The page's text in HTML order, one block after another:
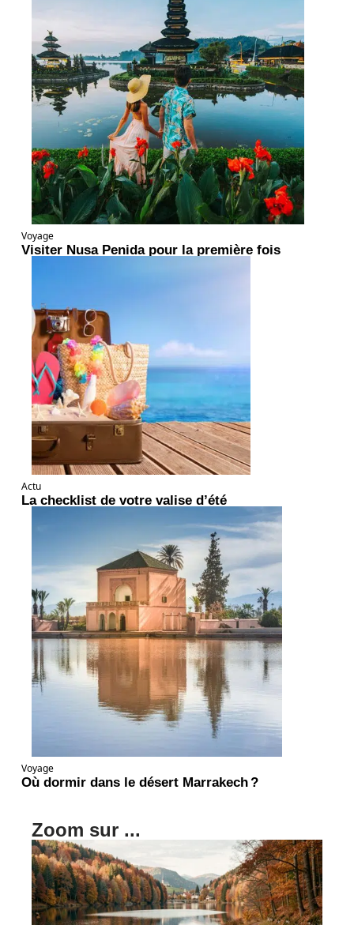
Voyage
Visiter Nusa Penida pour la première fois
Actu
La checklist de votre valise d’été
Voyage
Où dormir dans le désert Marrakech ?
Zoom sur ...